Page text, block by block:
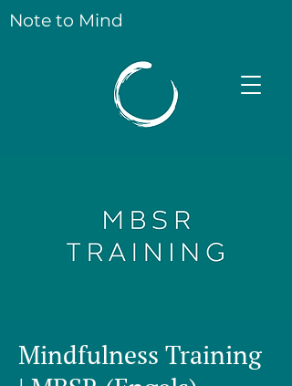
Note to Mind
Mindfulness Training